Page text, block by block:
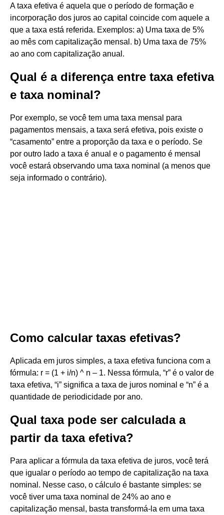
A taxa efetiva é aquela que o período de formação e
incorporação dos juros ao capital coincide com aquele a
que a taxa está referida. Exemplos: a) Uma taxa de 5%
ao mês com capitalização mensal. b) Uma taxa de 75%
ao ano com capitalização anual.
Qual é a diferença entre taxa efetiva
e taxa nominal?
Por exemplo, se você tem uma taxa mensal para
pagamentos mensais, a taxa será efetiva, pois existe o
“casamento” entre a proporção da taxa e o período. Se
por outro lado a taxa é anual e o pagamento é mensal
você estará observando uma taxa nominal (a menos que
seja informado o contrário).
Como calcular taxas efetivas?
Aplicada em juros simples, a taxa efetiva funciona com a
fórmula: r = (1 + i/n) ^ n – 1. Nessa fórmula, “r” é o valor de
taxa efetiva, “i” significa a taxa de juros nominal e “n” é a
quantidade de periodicidade por ano.
Qual taxa pode ser calculada a
partir da taxa efetiva?
Para aplicar a fórmula da taxa efetiva de juros, você terá
que igualar o período ao tempo de capitalização na taxa
nominal. Nesse caso, o cálculo é bastante simples: se
você tiver uma taxa nominal de 24% ao ano e
capitalização mensal, basta transformá-la em uma taxa